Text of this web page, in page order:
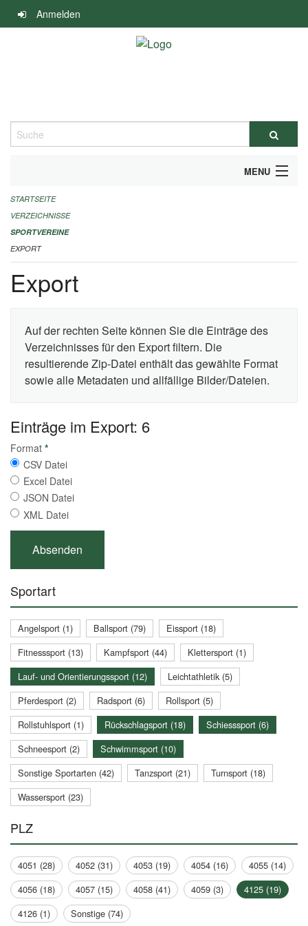
Navigation
überspringen
Anmelden
Suche
MENU
ALLGEMEINE INFORMATIONEN
FINANZIELLE UNTERSTÜTZUNG BENÖTIGT?
KONTAKT
STARTSEITE
VERZEICHNISSE
SPORTVEREINE
EXPORT
Export
Auf der rechten Seite können Sie die Einträge des
Verzeichnisses für den Export filtern. Die
resultierende Zip-Datei enthält das gewählte Format
sowie alle Metadaten und allfällige Bilder/Dateien.
Einträge im Export: 6
Format *
CSV Datei
Excel Datei
JSON Datei
XML Datei
Sportart
Angelsport (1) Ballsport (79)
Eissport (18)
Fitnesssport (13)
Kampfsport (44)
Klettersport (1)
Lauf- und Orientierungssport (12)
Leichtathletik (5)
Pferdesport (2)
Radsport (6)
Rollsport (5)
Rollstuhlsport (1)
Rückschlagsport (18)
Schiesssport (6)
Schneesport (2)
Schwimmsport (10)
Sonstige Sportarten (42)
Tanzsport (21)
Turnsport (18)
Wassersport (23)
PLZ
4051 (28) 4052 (31) 4053 (19) 4054 (16)
4055 (14)
4056 (18)
4057 (15) 4058 (41) 4059 (3)
4125 (19)
4126 (1)
Sonstige (74)